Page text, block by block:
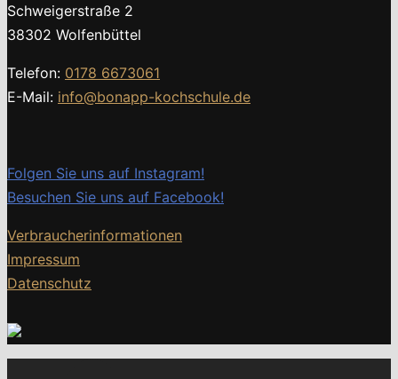
Schweigerstraße 2
38302 Wolfenbüttel
Telefon: 0178 6673061
E-Mail: info@bonapp-kochschule.de
Folgen Sie uns auf Instagram!
Besuchen Sie uns auf Facebook!
Verbraucherinformationen
Impressum
Datenschutz